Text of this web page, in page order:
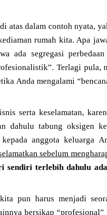
atas dalam contoh nyata,
rumah kita. Apa
ada segregasi
Terlagi pula,
Anda mengalami
serta keselamatan,
dahulu tabung oksigen
anggota keluarga
sebelum
sendiri terlebih dahulu
pun harus menjadi
bersikap